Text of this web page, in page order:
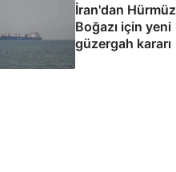
İran'dan Hürmüz
Boğazı için yeni
güzergah kararı